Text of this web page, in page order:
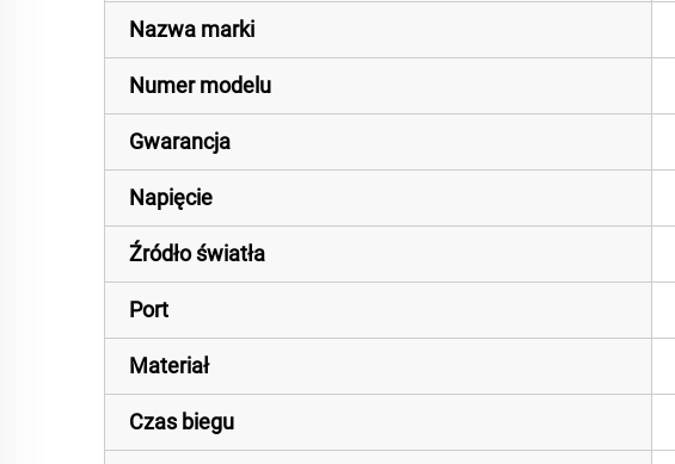
Nazwa marki
Numer modelu
Gwarancja
Napięcie
Źródło światła
Port
Materiał
Czas biegu